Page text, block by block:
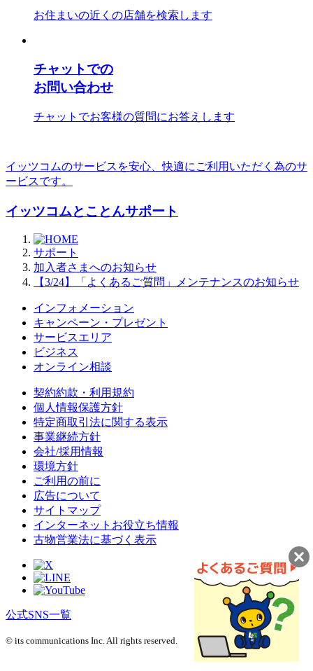
お住まいの近くの店舗を検索します
チャットでの
お問い合わせ
チャットでお客様の質問にお答えします
イッツコムのサービスを安心、快適にご利用いただく為のサ
ービスです。
イッツコムとことんサポート
サポート
加入者さまへのお知らせ
【3/24】「よくあるご質問」メンテナンスのお知らせ
インフォメーション
キャンペーン・プレゼント
サービスエリア
ビジネス
オンライン相談
契約約款・利用規約
個人情報保護方針
特定商取引法に関する表示
事業継続方針
会社/採用情報
環境方針
ご利用の前に
広告について
サイトマップ
インターネットお役立ち情報
古物営業法に基づく表示
公式SNS一覧
© its communications Inc. All rights reserved.